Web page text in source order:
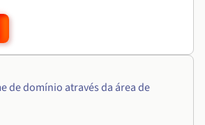
de domínio através da área de